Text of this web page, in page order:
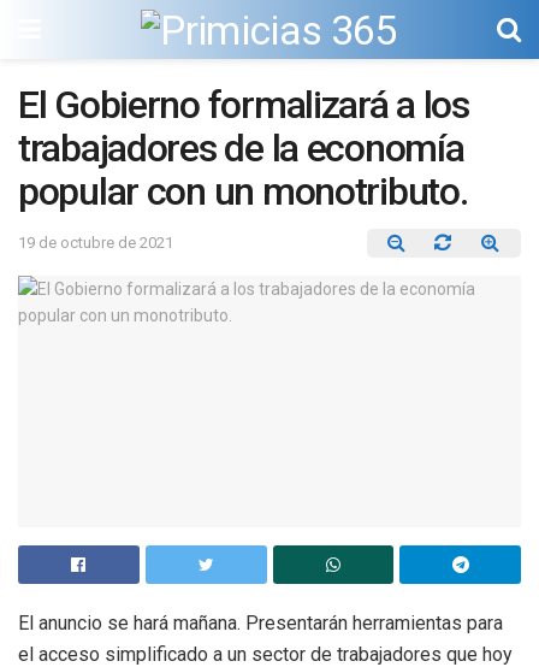
El Gobierno formalizará a los
trabajadores de la economía
popular con un monotributo.
19 de octubre de 2021
El anuncio se hará mañana. Presentarán herramientas para
el acceso simplificado a un sector de trabajadores que hoy